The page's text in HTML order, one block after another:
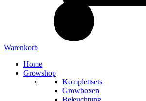
Warenkorb
Home
Growshop
Komplettsets
Growboxen
Beleuchtung